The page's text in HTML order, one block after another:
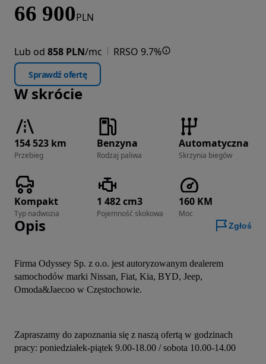
66 900PLN
Lub od 858 PLN/mc RRSO 9.7%
Sprawdź ofertę
W skrócie
154 523 km
Przebieg
Benzyna
Rodzaj paliwa
Automatyczna
Skrzynia biegów
Kompakt
Typ nadwozia
1 482 cm3
Pojemność skokowa
160 KM
Moc
Opis Zgłoś
Firma Odyssey Sp. z o.o. jest autoryzowanym dealerem
samochodów marki Nissan, Fiat, Kia, BYD, Jeep,
Omoda&Jaecoo w Częstochowie.
Zapraszamy do zapoznania się z naszą ofertą w godzinach
pracy: poniedziałek-piątek 9.00-18.00 / sobota 10.00-14.00